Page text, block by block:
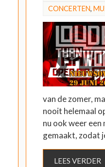
CONCERTEN,
van de zomer,
nooit helemaal
nu ook weer
gemaakt, zodat
LEES VERDER